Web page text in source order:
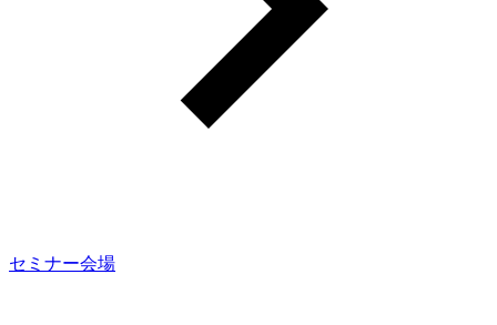
セミナー会場